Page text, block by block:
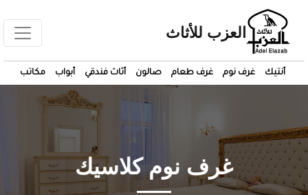
العزب للأثاث
أنتيك غرف نوم غرف طعام صالون أثاث فندقي أبواب مكاتب
غرف نوم كلاسيك